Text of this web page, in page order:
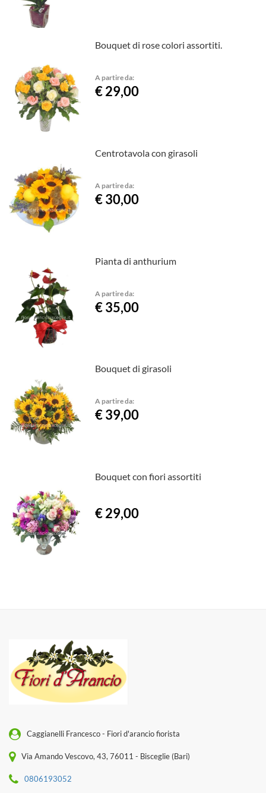
Bouquet di rose colori assortiti.
A partire da:
€ 29,00
Centrotavola con girasoli
A partire da:
€ 30,00
Pianta di anthurium
A partire da:
€ 35,00
Bouquet di girasoli
A partire da:
€ 39,00
Bouquet con fiori assortiti
€ 29,00
Caggianelli Francesco - Fiori d'arancio fiorista
Via Amando Vescovo, 43, 76011 - Bisceglie (Bari)
0806193052